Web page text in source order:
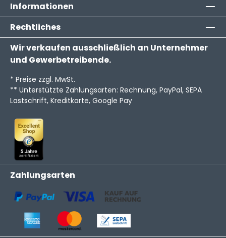
Informationen
Rechtliches
Wir verkaufen ausschließlich an Unternehmer
und Gewerbetreibende.
* Preise zzgl. MwSt.
** Unterstützte Zahlungsarten: Rechnung, PayPal, SEPA
Lastschrift, Kreditkarte, Google Pay
Zahlungsarten